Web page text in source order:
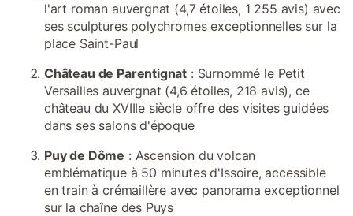
l'art roman auvergnat (4,7 étoiles, 1 255 avis) avec
ses sculptures polychromes exceptionnelles sur la
place Saint-Paul
Château de Parentignat : Surnommé le Petit
Versailles auvergnat (4,6 étoiles, 218 avis), ce
château du XVIIIe siècle offre des visites guidées
dans ses salons d'époque
Puy de Dôme : Ascension du volcan
emblématique à 50 minutes d'Issoire, accessible
en train à crémaillère avec panorama exceptionnel
sur la chaîne des Puys